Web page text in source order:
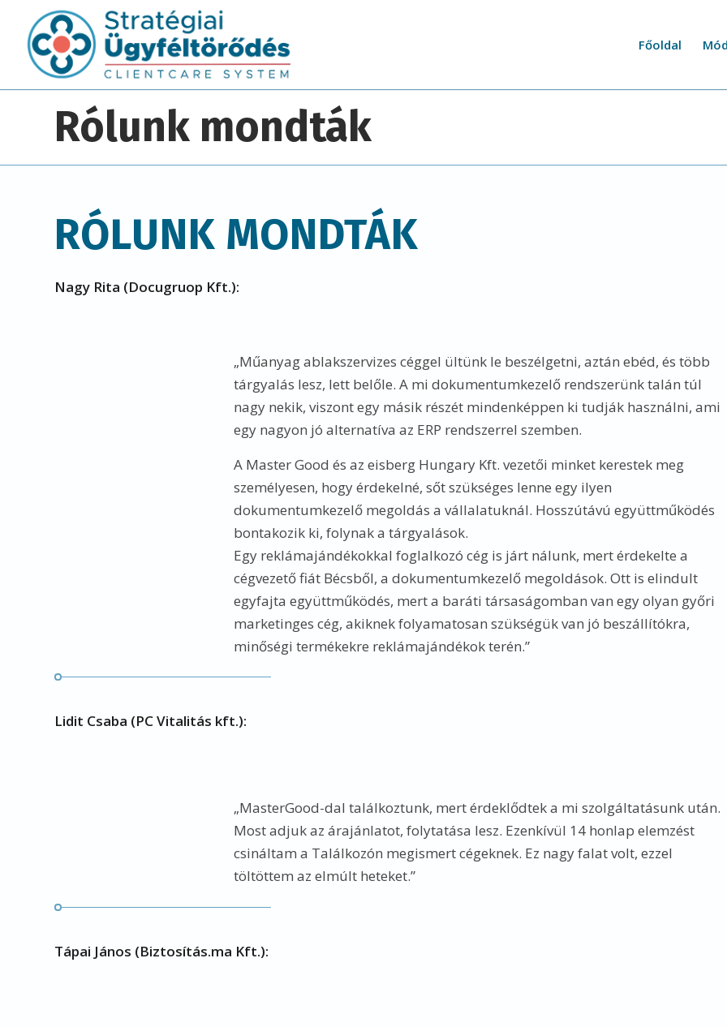
Főoldal
Rólunk mondták
RÓLUNK MONDTÁK
Nagy Rita (Docugruop Kft.):
„Műanyag ablakszervizes céggel ültünk le beszélgetni, aztán ebéd, és több
tárgyalás lesz, lett belőle. A mi dokumentumkezelő rendszerünk talán túl
nagy nekik, viszont egy másik részét mindenképpen ki tudják használni, ami
egy nagyon jó alternatíva az ERP rendszerrel szemben.
A Master Good és az eisberg Hungary Kft. vezetői minket kerestek meg
személyesen, hogy érdekelné, sőt szükséges lenne egy ilyen
dokumentumkezelő megoldás a vállalatuknál. Hosszútávú együttműködés
bontakozik ki, folynak a tárgyalások.
Egy reklámajándékokkal foglalkozó cég is járt nálunk, mert érdekelte a
cégvezető fiát Bécsből, a dokumentumkezelő megoldások. Ott is elindult
egyfajta együttműködés, mert a baráti társaságomban van egy olyan győri
marketinges cég, akiknek folyamatosan szükségük van jó beszállítókra,
minőségi termékekre reklámajándékok terén.”
Lidit Csaba (PC Vitalitás kft.):
„MasterGood-dal találkoztunk, mert érdeklődtek a mi szolgáltatásunk után.
Most adjuk az árajánlatot, folytatása lesz. Ezenkívül 14 honlap elemzést
csináltam a Találkozón megismert cégeknek. Ez nagy falat volt, ezzel
töltöttem az elmúlt heteket.”
Tápai János (Biztosítás.ma Kft.):